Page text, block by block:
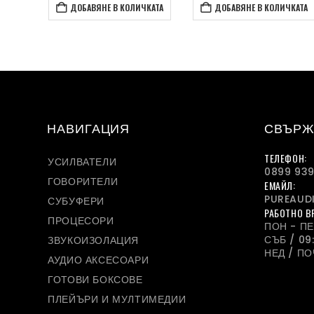
ДОБАВЯНЕ В КОЛИЧКАТА ДОБАВЯНЕ В КОЛИЧКАТА
НАВИГАЦИЯ
УСИЛВАТЕЛИ
ГОВОРИТЕЛИ
СУБУФЕРИ
ПРОЦЕСОРИ
ЗВУКОИЗОЛАЦИЯ
АУДИО АКСЕСОАРИ
ГОТОВИ БОКСОВЕ
ПЛЕЙЪРИ И МУЛТИМЕДИИ
ТЕЛЕФОН:
0899
ЕМАЙЛ:
РАБОТНО
ПОН -
СЪБ /
НЕД /